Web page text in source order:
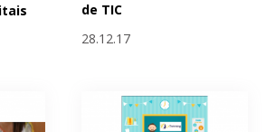
de TIC
28.12.17